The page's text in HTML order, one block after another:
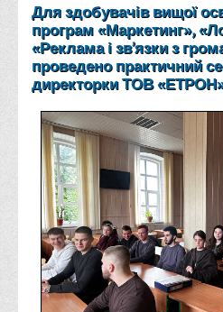
Здобутки студентів
Матеріали наукових
Міжнародна діяльність
Програми подвійного
Програми стажування
Міжнародні проєкти
Корисні посилання
Навчально-методичний
З організації виховної та
студентів
Для здобувачів вищої
програм «Маркетинг»,
«Реклама і зв’язки з
проведено практичний
директорки ТОВ